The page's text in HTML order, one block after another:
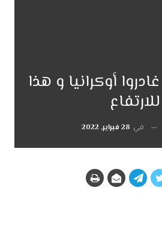
غادروا أوكرانيا و هذا
في 28 فبراير, 2022